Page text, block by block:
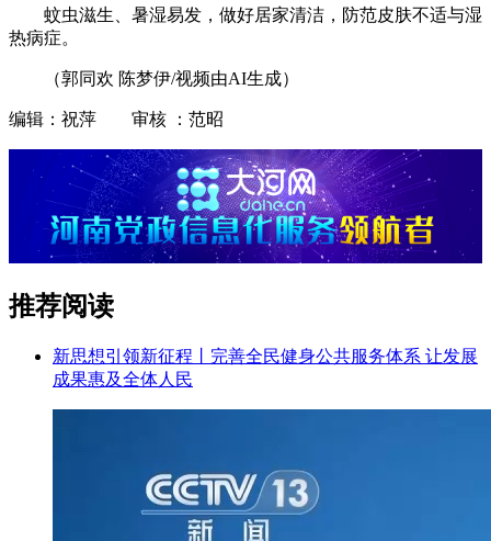
蚊虫滋生、暑湿易发，做好居家清洁，防范皮肤不适与湿
热病症。
（郭同欢 陈梦伊/视频由AI生成）
编辑：祝萍 审核 ：范昭
推荐阅读
新思想引领新征程丨完善全民健身公共服务体系 让发展
成果惠及全体人民